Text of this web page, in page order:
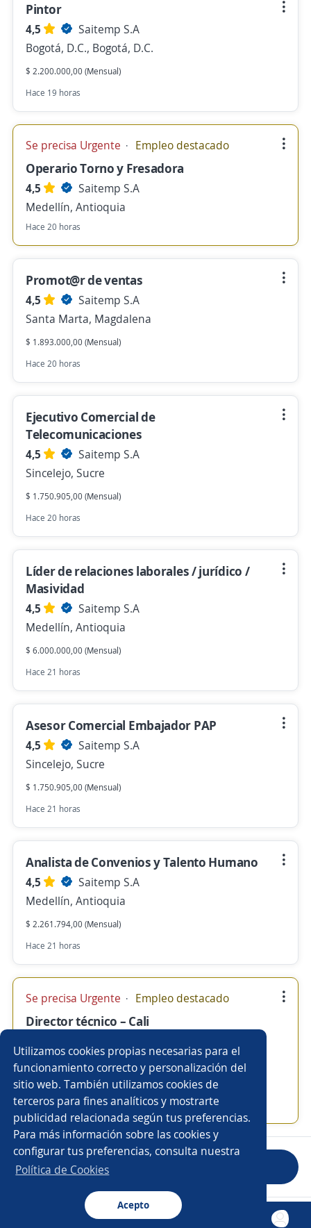
Utilizamos cookies propias necesarias para el
funcionamiento correcto y personalización del
sitio web. También utilizamos cookies de
terceros para fines analíticos y mostrarte
publicidad relacionada según tus preferencias.
Para más información sobre las cookies y
configurar tus preferencias, consulta nuestra
Política de Cookies
Acepto
Pintor
4,5
Saitemp S.A
Bogotá, D.C., Bogotá, D.C.
$ 2.200.000,00 (Mensual)
Hace 19 horas
Se precisa Urgente Empleo destacado
Operario Torno y Fresadora
4,5
Saitemp S.A
Medellín, Antioquia
Hace 20 horas
Promot@r de ventas
4,5
Saitemp S.A
Santa Marta, Magdalena
$ 1.893.000,00 (Mensual)
Hace 20 horas
Ejecutivo Comercial de
Telecomunicaciones
4,5
Saitemp S.A
Sincelejo, Sucre
$ 1.750.905,00 (Mensual)
Hace 20 horas
Líder de relaciones laborales / jurídico /
Masividad
4,5
Saitemp S.A
Medellín, Antioquia
$ 6.000.000,00 (Mensual)
Hace 21 horas
Asesor Comercial Embajador PAP
4,5
Saitemp S.A
Sincelejo, Sucre
$ 1.750.905,00 (Mensual)
Hace 21 horas
Analista de Convenios y Talento Humano
4,5
Saitemp S.A
Medellín, Antioquia
$ 2.261.794,00 (Mensual)
Hace 21 horas
Se precisa Urgente Empleo destacado
Director técnico – Cali
Cali, Valle del Cauca
$ 3.117.000,00 (Mensual)
Ayer
Anterior
Nuevas ofertas de empleo Avísame